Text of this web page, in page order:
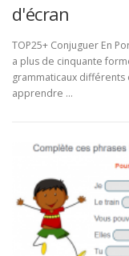
d'écran
TOP25+ Conjuguer En
a plus de cinquante
grammaticaux
apprendre …